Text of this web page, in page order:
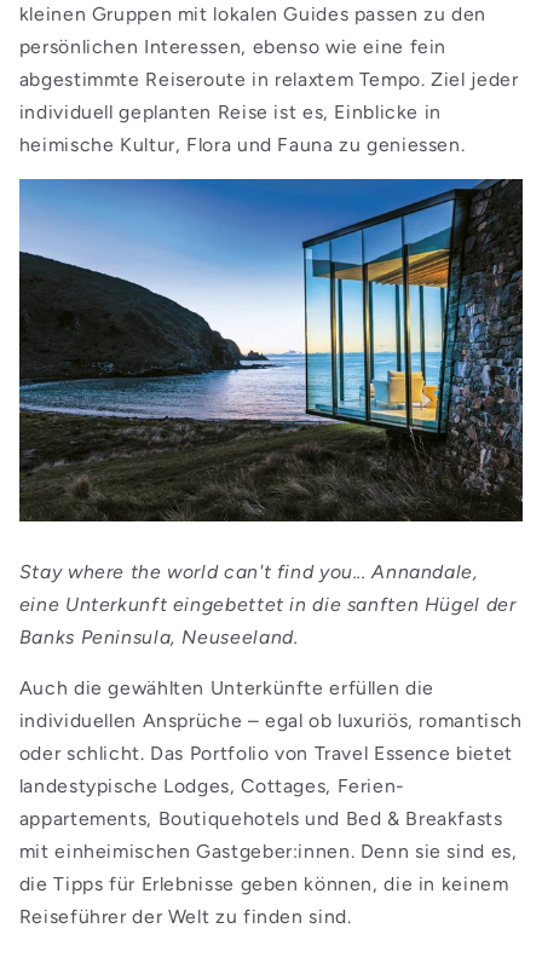
kleinen Gruppen mit lokalen Guides passen zu den
persönlichen Interessen, ebenso wie eine fein
abgestimmte Reiseroute in relaxtem Tempo. Ziel jeder
individuell geplanten Reise ist es, Einblicke in
heimische Kultur, Flora und Fauna zu geniessen.
Stay where the world can't find you... Annandale,
eine Unterkunft eingebettet in die sanften Hügel der
Banks Peninsula, Neuseeland.
Auch die gewählten Unterkünfte erfüllen die
individuellen Ansprüche – egal ob luxuriös, romantisch
oder schlicht. Das Portfolio von Travel Essence bietet
landestypische Lodges, Cottages, Ferien-
appartements, Boutiquehotels und Bed & Breakfasts
mit einheimischen Gastgeber:innen. Denn sie sind es,
die Tipps für Erlebnisse geben können, die in keinem
Reiseführer der Welt zu finden sind.